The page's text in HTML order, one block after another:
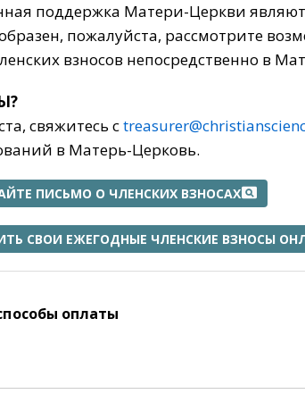
поддержка Матери-Церкви
пожалуйста, рассмотрите
взносов непосредственно в
свяжитесь с
в Матерь-Церковь.
ПИСЬМО О ЧЛЕНСКИХ ВЗНОСАХ
СВОИ ЕЖЕГОДНЫЕ ЧЛЕНСКИЕ ВЗНОСЫ
оплаты